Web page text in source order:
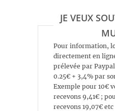
JE VEUX
Pour information,
directement en
prélevée par
0.25€ + 3,4% par
Exemple pour 10€
recevons 9,41€ ;
recevons 19,07€ etc